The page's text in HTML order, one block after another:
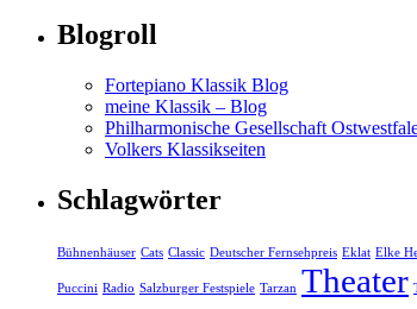
Blogroll
Fortepiano Klassik Blog
meine Klassik – Blog
Philharmonische Gesellschaft
Volkers Klassikseiten
Schlagwörter
Bühnenhäuser Cats Classic Deutscher Fernsehpreis Eklat Elke
Puccini Radio Salzburger Festspiele Tarzan Theater